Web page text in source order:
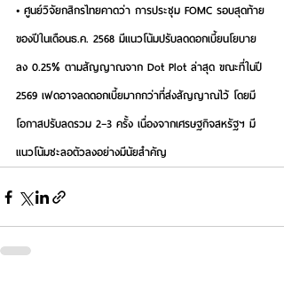
• ศูนย์วิจัยกสิกรไทยคาดว่า การประชุม FOMC รอบสุดท้าย
ของปีในเดือนธ.ค. 2568 มีแนวโน้มปรับลดดอกเบี้ยนโยบาย
ลง 0.25% ตามสัญญาณจาก Dot Plot ล่าสุด ขณะที่ในปี
2569 เฟดอาจลดดอกเบี้ยมากกว่าที่ส่งสัญญาณไว้ โดยมี
โอกาสปรับลดรวม 2–3 ครั้ง เนื่องจากเศรษฐกิจสหรัฐฯ มี
แนวโน้มชะลอตัวลงอย่างมีนัยสำคัญ